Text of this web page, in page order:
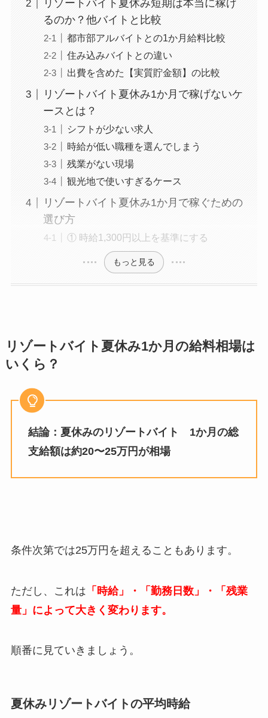
リゾートバイト夏休み短期は本当に稼げ
るのか？他バイトと比較
都市部アルバイトとの1か月給料比較
住み込みバイトとの違い
出費を含めた【実質貯金額】の比較
リゾートバイト夏休み1か月で稼げないケ
ースとは？
シフトが少ない求人
時給が低い職種を選んでしまう
残業がない現場
観光地で使いすぎるケース
リゾートバイト夏休み1か月で稼ぐための
選び方
① 時給1,300円以上を基準にする
もっと見る
リゾートバイト夏休み1か月の給料相場は
いくら？
結論：夏休みのリゾートバイト 1か月の総
支給額は約20〜25万円が相場
条件次第では25万円を超えることもあります。
ただし、これは 「時給」・「勤務日数」・「残業
量」によって大きく変わります。
順番に見ていきましょう。
夏休みリゾートバイトの平均時給